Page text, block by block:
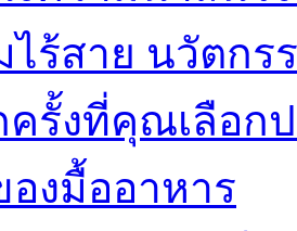
ไร้สาย นวัตก
ครั้งที่คุณเลือก
งมื้ออาหาร